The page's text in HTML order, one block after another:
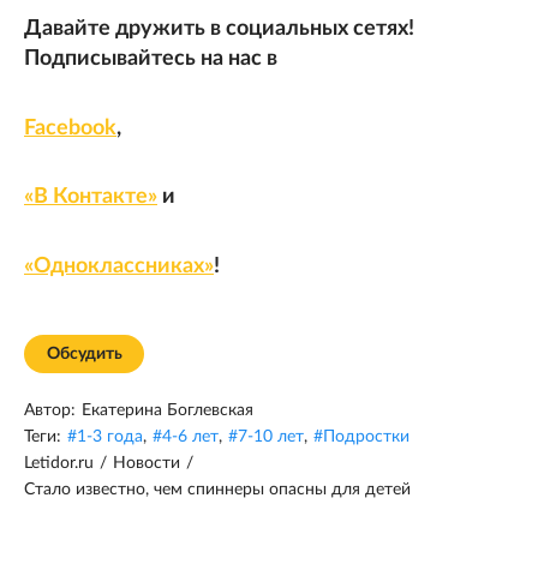
Давайте дружить в социальных сетях!
Подписывайтесь на нас в
Facebook,
«В Контакте» и
«Одноклассниках»!
Обсудить
Автор: Екатерина Боглевская
Теги: #1-3 года, #4-6 лет, #7-10 лет, #Подростки
Letidor.ru / Новости /
Стало известно, чем спиннеры опасны для детей